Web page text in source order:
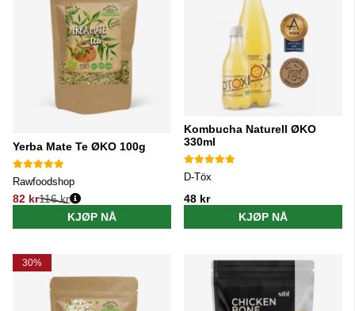
Yerba Mate Te ØKO 100g
Rawfoodshop
82 kr
Vanlig pris:
116 kr
KJØP NÅ
Kombucha Naturell ØKO
330ml
D-Töx
48 kr
KJØP NÅ
30%